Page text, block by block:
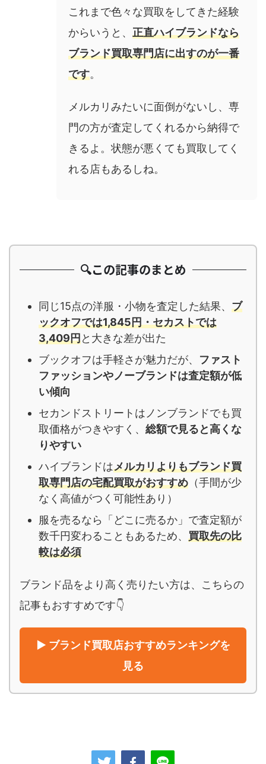
これまで色々な買取をしてきた経験
からいうと、 正直ハイブランドなら
ブランド買取専門店に出すのが一番
です。
メルカリみたいに面倒がないし、専
門の方が査定してくれるから納得で
きるよ。状態が悪くても買取してく
れる店もあるしね。
🔍この記事のまとめ
同じ15点の洋服・小物を査定した結果、 ブ
ックオフでは1,845円・セカストでは
3,409円と大きな差が出た
ブックオフは手軽さが魅力だが、 ファスト
ファッションやノーブランドは査定額が低
い傾向
セカンドストリートはノンブランドでも買
取価格がつきやすく、 総額で見ると高くな
りやすい
ハイブランドはメルカリよりもブランド買
取専門店の宅配買取がおすすめ （手間が少
なく高値がつく可能性あり）
服を売るなら「どこに売るか」で査定額が
数千円変わることもあるため、 買取先の比
較は必須
ブランド品をより高く売りたい方は、こちらの
記事もおすすめです👇
▶ ブランド買取店おすすめランキングを
見る